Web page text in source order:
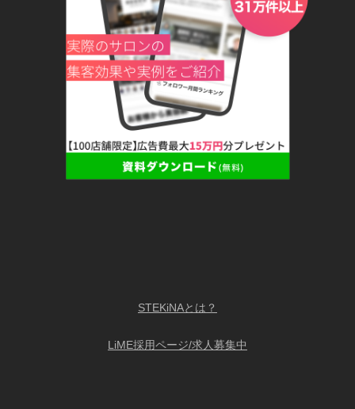
STEKiNAとは？
LiME採用ページ/求人募集中